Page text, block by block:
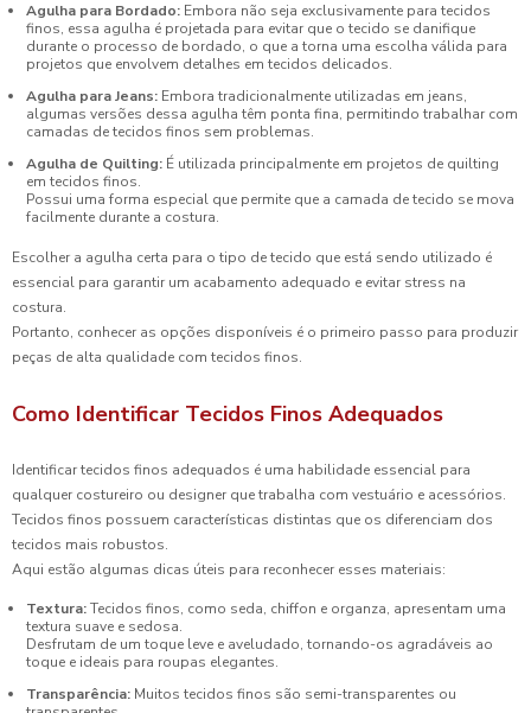
Agulha para Bordado: Embora não seja exclusivamente para tecidos
finos, essa agulha é projetada para evitar que o tecido se danifique
durante o processo de bordado, o que a torna uma escolha válida para
projetos que envolvem detalhes em tecidos delicados.
Agulha para Jeans: Embora tradicionalmente utilizadas em jeans,
algumas versões dessa agulha têm ponta fina, permitindo trabalhar com
camadas de tecidos finos sem problemas.
Agulha de Quilting: É utilizada principalmente em projetos de quilting
em tecidos finos.
Possui uma forma especial que permite que a camada de tecido se mova
facilmente durante a costura.
Escolher a agulha certa para o tipo de tecido que está sendo utilizado é
essencial para garantir um acabamento adequado e evitar stress na
costura.
Portanto, conhecer as opções disponíveis é o primeiro passo para produzir
peças de alta qualidade com tecidos finos.
Como Identificar Tecidos Finos Adequados
Identificar tecidos finos adequados é uma habilidade essencial para
qualquer costureiro ou designer que trabalha com vestuário e acessórios.
Tecidos finos possuem características distintas que os diferenciam dos
tecidos mais robustos.
Aqui estão algumas dicas úteis para reconhecer esses materiais:
Textura:Tecidos finos, como seda, chiffon e organza, apresentam uma
textura suave e sedosa.
Desfrutam de um toque leve e aveludado, tornando-os agradáveis ao
toque e ideais para roupas elegantes.
Transparência: Muitos tecidos finos são semi-transparentes ou